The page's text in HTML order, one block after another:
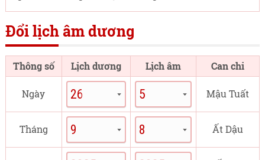
Đổi lịch âm dương
Thông số Lịch dương Lịch âm Can chi
Ngày Mậu Tuất
Tháng Ất Dậu